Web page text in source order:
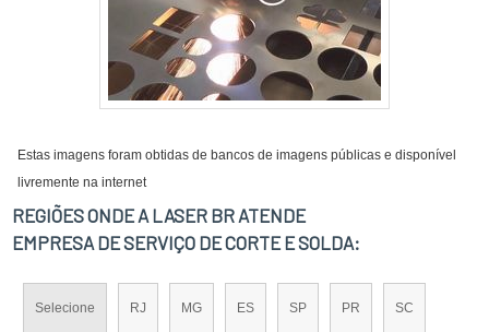
Estas imagens foram obtidas de bancos de imagens públicas e disponível
livremente na internet
REGIÕES ONDE A LASER BR ATENDE
EMPRESA DE SERVIÇO DE CORTE E SOLDA:
Selecione RJ MG ES SP PR SC